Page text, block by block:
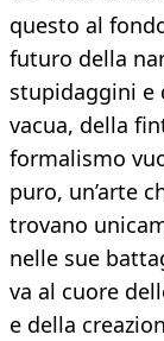
questo al
futuro della
stupidaggini e
vacua, della
formalismo
puro, un’arte
trovano
nelle sue
va al cuore
e della